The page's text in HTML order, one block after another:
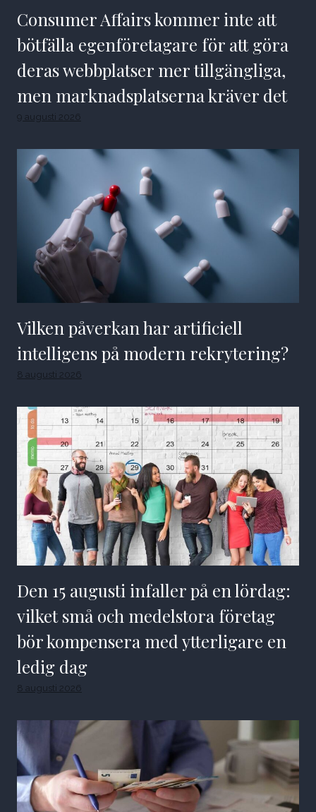
Consumer Affairs kommer inte att
bötfälla egenföretagare för att göra
deras webbplatser mer tillgängliga,
men marknadsplatserna kräver det
9 augusti 2026
Vilken påverkan har artificiell
intelligens på modern rekrytering?
8 augusti 2026
Den 15 augusti infaller på en lördag:
vilket små och medelstora företag
bör kompensera med ytterligare en
ledig dag
8 augusti 2026